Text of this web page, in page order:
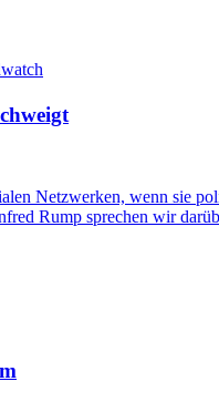
Netzwerken, wenn sie
Rump sprechen wir